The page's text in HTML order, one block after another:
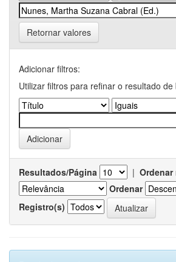
Retornar valores
Adicionar filtros:
Utilizar filtros para refinar o resultado de
Resultados/Página |
Ordenar
Registro(s)